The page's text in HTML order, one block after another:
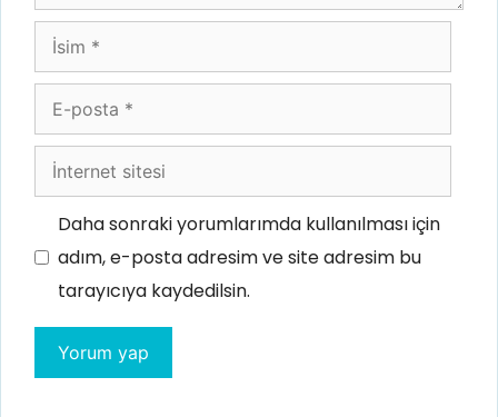
İsim
posta
İnternet
sitesi
Daha sonraki yorumlarımda kullanılması için
adım, e-posta adresim ve site adresim bu
tarayıcıya kaydedilsin.